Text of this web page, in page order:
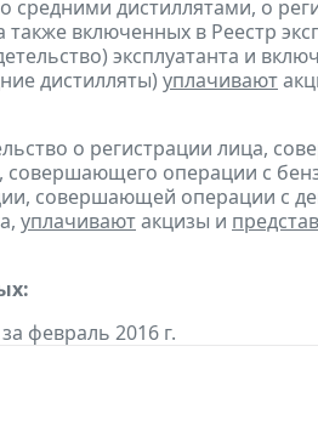
дистиллятами, о
включенных в Реестр
эксплуатанта и
дистилляты) уплачивают
о регистрации лица,
совершающего операции с
совершающей операции с
уплачиваютакцизы и
февраль 2016 г.